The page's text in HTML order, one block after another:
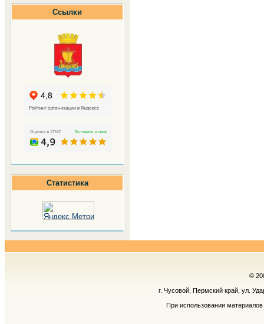
Ссылки
Статистика
©
г. Чусовой, Пермский край, ул.
При использовании